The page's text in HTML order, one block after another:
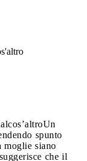
Un
spunto
moglie siano
che il